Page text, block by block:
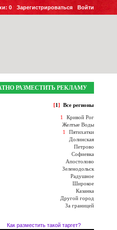
Войти
Зарегистрироваться
0
РАЗМЕСТИТЬ РЕКЛАМУ
[1] Все регионы
1
Кривой Рог
Желтые Воды
1
Пятихатки
Долинская
Петрово
Софиевка
Апостолово
Зеленодольск
Радушное
Широкое
Казанка
Другой город
За границей
Как разместить такой таргет?